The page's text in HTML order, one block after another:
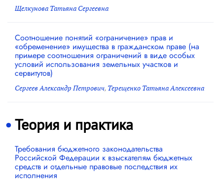
Щелкунова Татьяна Сергеевна
Соотношение понятий «ограничение» прав и
«обременение» имущества в гражданском праве (на
примере соотношения ограничений в виде особых
условий использования земельных участков и
сервитутов)
Сергеев Александр Петрович, Терещенко Татьяна Алексеевна
Теория и практика
Требования бюджетного законодательства
Российской Федерации к взыскателям бюджетных
средств и отдельные правовые последствия их
исполнения